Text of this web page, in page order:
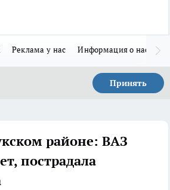
Реклама у нас Информация о нас
Принять
районе: ВАЗ
пострадала